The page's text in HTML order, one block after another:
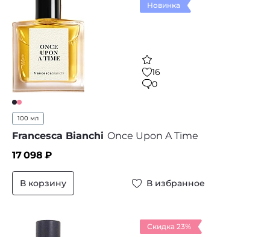
Новинка
16
0
100 мл
Francesca Bianchi Once Upon A Time
17 098 ₽
В корзину В избранное
Скидка 23%